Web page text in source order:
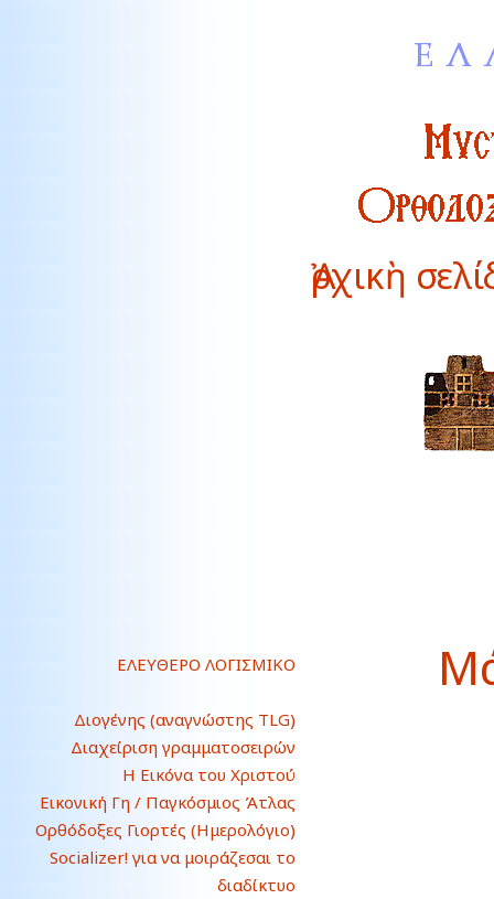
Ἀρχικὴ
ΕΛΕΥΘΕΡΟ ΛΟΓΙΣΜΙΚΟ
Διογένης (αναγνώστης TLG)
Διαχείριση γραμματοσειρών
Η Εικόνα του Χριστού
Εικονική Γη / Παγκόσμιος Άτλας
Ορθόδοξες Γιορτές (Ημερολόγιο)
Socializer! για να μοιράζεσαι το
διαδίκτυο